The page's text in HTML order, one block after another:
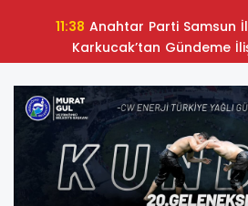
11:38
Karkucak’tan Gündeme